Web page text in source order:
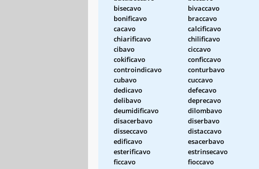
bisecavo
bivaccavo
bonificavo
braccavo
cacavo
calcificavo
chiarificavo
chilificavo
cibavo
ciccavo
cokificavo
conficcavo
controindicavo
conturbavo
cubavo
cuccavo
dedicavo
defecavo
delibavo
deprecavo
deumidificavo
dilombavo
disacerbavo
diserbavo
disseccavo
distaccavo
edificavo
esacerbavo
esterificavo
estrinsecavo
ficcavo
fioccavo